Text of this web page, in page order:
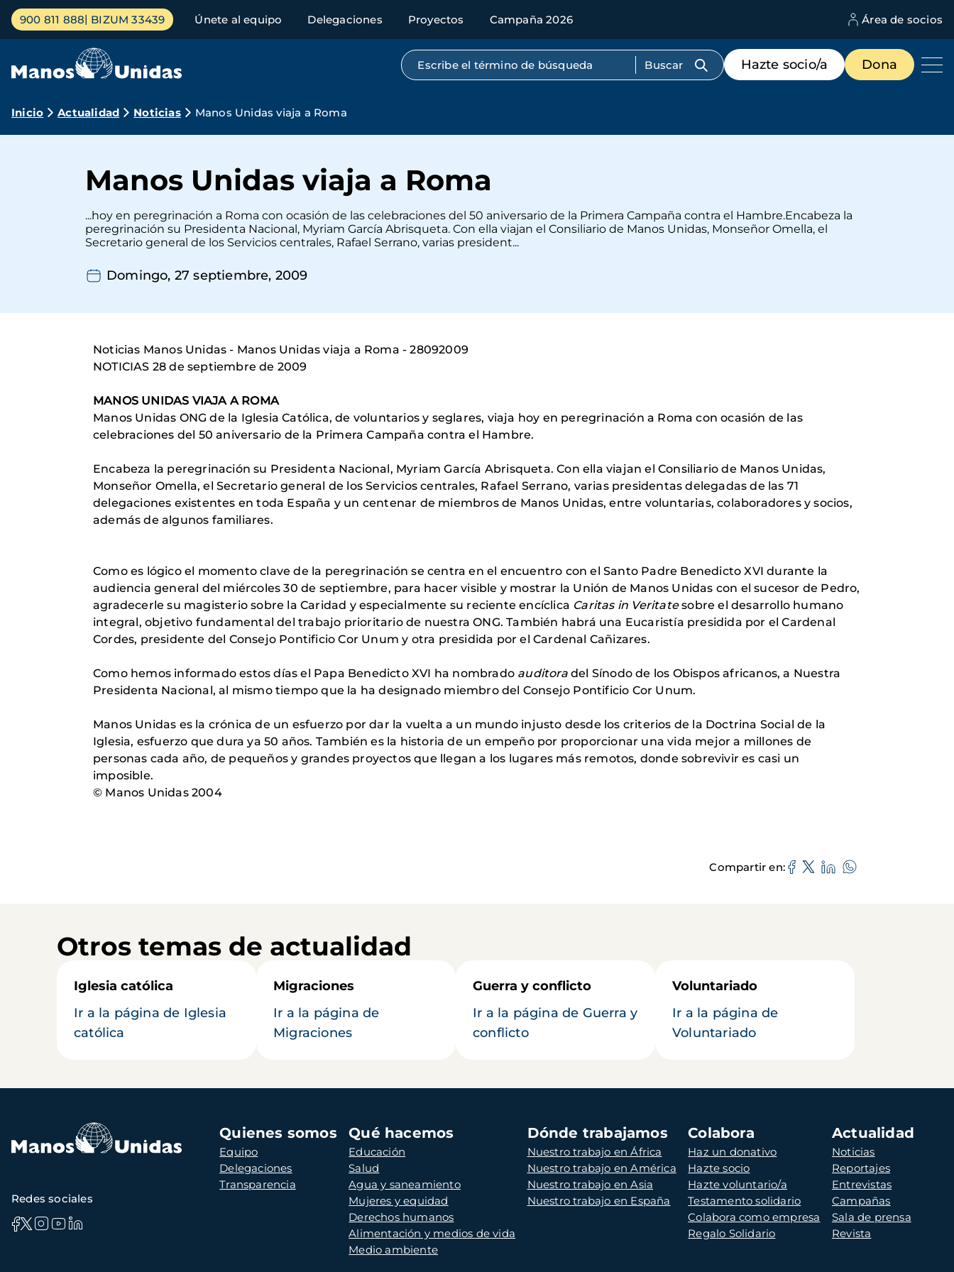
Pasar
contenido
Menú
principal
900 811 888 BIZUM 33439 Únete al equipo Delegaciones Proyectos Campaña 2026 Área de socios
Búsqueda por texto completo
Menú
de
destacados
Hazte socio/a Dona
Ruta
navegación
Inicio Actualidad Noticias Manos Unidas viaja a Roma
Manos Unidas viaja a Roma
...hoy en peregrinación a Roma con ocasión de las celebraciones del 50 aniversario de la Primera Campaña contra el Hambre.Encabeza la
peregrinación su Presidenta Nacional, Myriam García Abrisqueta. Con ella viajan el Consiliario de Manos Unidas, Monseñor Omella, el
Secretario general de los Servicios centrales, Rafael Serrano, varias president...
Domingo, 27 septiembre, 2009
Noticias Manos Unidas - Manos Unidas viaja a Roma - 28092009
NOTICIAS 28 de septiembre de 2009
MANOS UNIDAS VIAJA A ROMA
Manos Unidas ONG de la Iglesia Católica, de voluntarios y seglares, viaja hoy en peregrinación a Roma con ocasión de las
celebraciones del 50 aniversario de la Primera Campaña contra el Hambre.
Encabeza la peregrinación su Presidenta Nacional, Myriam García Abrisqueta. Con ella viajan el Consiliario de Manos Unidas,
Monseñor Omella, el Secretario general de los Servicios centrales, Rafael Serrano, varias presidentas delegadas de las 71
delegaciones existentes en toda España y un centenar de miembros de Manos Unidas, entre voluntarias, colaboradores y socios,
además de algunos familiares.
Como es lógico el momento clave de la peregrinación se centra en el encuentro con el Santo Padre Benedicto XVI durante la
audiencia general del miércoles 30 de septiembre, para hacer visible y mostrar la Unión de Manos Unidas con el sucesor de Pedro,
agradecerle su magisterio sobre la Caridad y especialmente su reciente encíclica Caritas in Veritatesobre el desarrollo humano
integral, objetivo fundamental del trabajo prioritario de nuestra ONG. También habrá una Eucaristía presidida por el Cardenal
Cordes, presidente del Consejo Pontificio Cor Unum y otra presidida por el Cardenal Cañizares.
Como hemos informado estos días el Papa Benedicto XVI ha nombrado auditoradel Sínodo de los Obispos africanos, a Nuestra
Presidenta Nacional, al mismo tiempo que la ha designado miembro del Consejo Pontificio Cor Unum.
Manos Unidas es la crónica de un esfuerzo por dar la vuelta a un mundo injusto desde los criterios de la Doctrina Social de la
Iglesia, esfuerzo que dura ya 50 años. También es la historia de un empeño por proporcionar una vida mejor a millones de
personas cada año, de pequeños y grandes proyectos que llegan a los lugares más remotos, donde sobrevivir es casi un
imposible.
© Manos Unidas 2004
Compartir en
Otros temas de actualidad
Iglesia católica
Ir a la página de Iglesia
católica
Migraciones
Ir a la página de
Migraciones
Guerra y conflicto
Ir a la página de Guerra y
conflicto
Voluntariado
Ir a la página de
Voluntariado
Navegación
principal
Quienes somos
Equipo
Delegaciones
Transparencia
Qué hacemos
Educación
Salud
Agua y saneamiento
Mujeres y equidad
Derechos humanos
Alimentación y medios de vida
Medio ambiente
Dónde trabajamos
Nuestro trabajo en África
Nuestro trabajo en América
Nuestro trabajo en Asia
Nuestro trabajo en España
Colabora
Haz un donativo
Hazte socio
Hazte voluntario/a
Testamento solidario
Colabora como empresa
Regalo Solidario
Actualidad
Noticias
Reportajes
Entrevistas
Campañas
Sala de prensa
Revista
Redes sociales